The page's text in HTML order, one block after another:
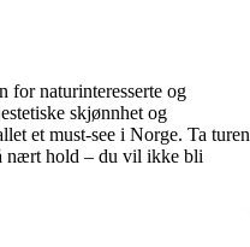
for naturinteresserte og
skjønnhet og
et must-see i Norge. Ta turen
nært hold – du vil ikke bli